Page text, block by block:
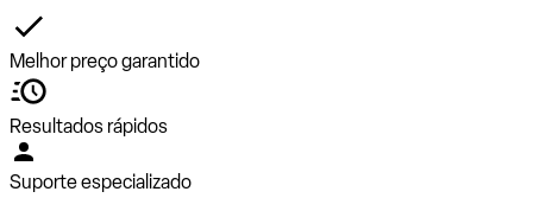
Melhor preço garantido
Resultados rápidos
Suporte especializado